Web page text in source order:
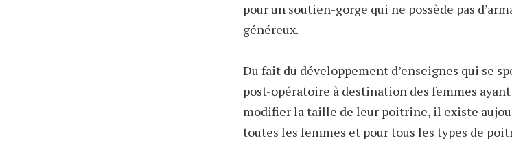
pour un soutien-gorge qui ne possède pas
généreux.
Du fait du développement d’enseignes qui se
post-opératoire à destination des femmes
modifier la taille de leur poitrine, il existe
toutes les femmes et pour tous les types de